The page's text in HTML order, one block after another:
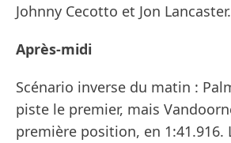
Johnny Cecotto et Jon Lancaster.
Après-midi
Scénario inverse du matin :
piste le premier, mais
première position, en 1:41.916.